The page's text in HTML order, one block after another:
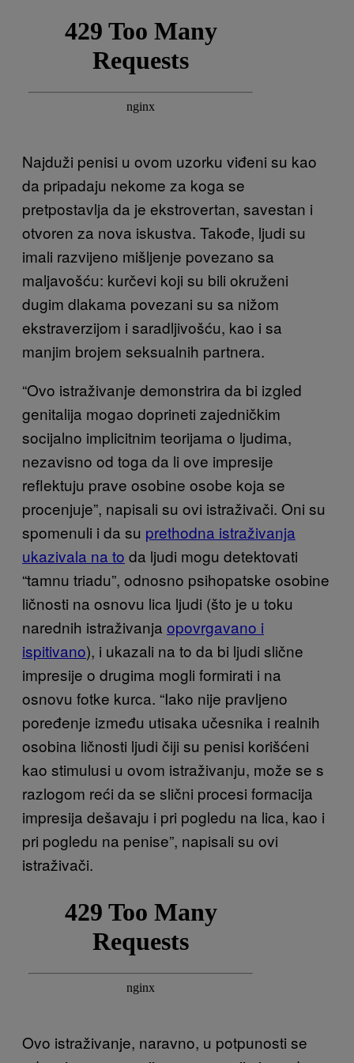
Najduži penisi u ovom uzorku viđeni su kao
da pripadaju nekome za koga se
pretpostavlja da je ekstrovertan, savestan i
otvoren za nova iskustva. Takođe, ljudi su
imali razvijeno mišljenje povezano sa
maljavošću: kurčevi koji su bili okruženi
dugim dlakama povezani su sa nižom
ekstraverzijom i saradljivošću, kao i sa
manjim brojem seksualnih partnera.
“Ovo istraživanje demonstrira da bi izgled
genitalija mogao doprineti zajedničkim
socijalno implicitnim teorijama o ljudima,
nezavisno od toga da li ove impresije
reflektuju prave osobine osobe koja se
procenjuje”, napisali su ovi istraživači. Oni su
spomenuli i da su prethodna istraživanja
ukazivala na to da ljudi mogu detektovati
“tamnu triadu”, odnosno psihopatske osobine
ličnosti na osnovu lica ljudi (što je u toku
narednih istraživanja opovrgavano i
ispitivano), i ukazali na to da bi ljudi slične
impresije o drugima mogli formirati i na
osnovu fotke kurca. “Iako nije pravljeno
poređenje između utisaka učesnika i realnih
osobina ličnosti ljudi čiji su penisi korišćeni
kao stimulusi u ovom istraživanju, može se s
razlogom reći da se slični procesi formacija
impresija dešavaju i pri pogledu na lica, kao i
pri pogledu na penise”, napisali su ovi
istraživači.
Ovo istraživanje, naravno, u potpunosti se